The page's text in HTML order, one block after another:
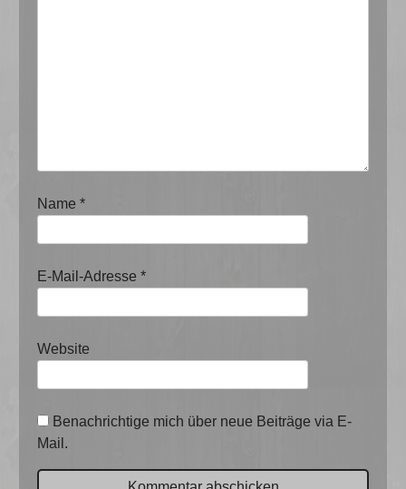
Name*
E-Mail-Adresse*
Website
Benachrichtige mich über neue Beiträge via E-
Mail.